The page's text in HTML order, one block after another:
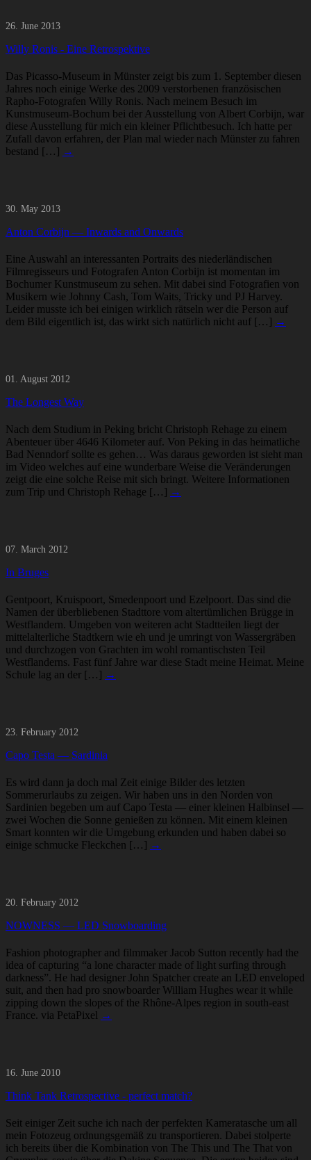
26. June 2013
Willy Ronis - Eine Retrospektive
Das Picasso-Museum in Münster zeigt bis zum 1. September diesen
Jahres noch einige Werke des 2009 verstorbenen französischen
Rapho-Fotografen Willy Ronis. Nach meinem Besuch im
Kunstmuseum-Bochum bei der Ausstellung von Albert Corbijn, war
diese Ausstellung für mich ein kleiner Pflichtbesuch. Ich hatte per
Zufall davon erfahren, der Plan mal wieder nach Münster zu fahren
bestand […] →
30. May 2013
Anton Corbijn — Inwards and Onwards
Eine Auswahl an interessanten Portraits des niederländischen
Filmregisseurs und Fotografen Anton Corbijn ist momentan im
Bochumer Kunstmuseum zu sehen. Mit dabei sind Fotografien von
Musikern wie Johnny Cash, Tom Waits, Tricky und PJ Harvey.
Leider musste ich bei einigen wirklich rätseln wer die Person auf
dem Bild eigentlich ist, das wirkt sich natürlich nicht auf […] →
01. August 2012
The Longest Way
Nach dem Studium in Peking bricht Christoph Rehage zu einem
Abenteuer über 4646 Kilometer auf. Von Peking in das heimatliche
Bad Nenndorf sollte es gehen… Was daraus geworden ist sieht man
im Video welches auf eine wunderbare Weise die Veränderungen
zeigt die eine solche Reise mit sich bringt. Weitere Informationen
zum Trip und Christoph Rehage […] →
07. March 2012
In Bruges
Gentpoort, Kruispoort, Smedenpoort und Ezelpoort. Das sind die
Namen der überbliebenen Stadttore vom altertümlichen Brügge in
Westflandern. Umgeben von weiteren acht Stadtteilen liegt der
mittelalterliche Stadtkern wie eh und je umringt von Wassergräben
und durchzogen von Grachten im wohl romantischsten Teil
Westflanderns. Fast fünf Jahre war diese Stadt meine Heimat. Meine
Schule lag an der […] →
23. February 2012
Capo Testa — Sardinia
Es wird dann ja doch mal Zeit einige Bilder des letzten
Sommerurlaubs zu zeigen. Wir haben uns in den Norden von
Sardinien begeben um auf Capo Testa — einer kleinen Halbinsel —
zwei Wochen die Sonne genießen zu können. Mit einem kleinen
Smart konnten wir die Umgebung erkunden und haben dabei so
einige schmucke Fleckchen […] →
20. February 2012
NOWNESS — LED Snowboarding
Fashion photographer and filmmaker Jacob Sutton recently had the
idea of capturing “a lone character made of light surfing through
darkness”. He had designer John Spatcher create an LED enveloped
suit, and then had pro snowboarder William Hughes wear it while
zipping down the slopes of the Rhône-Alpes region in south-east
France. via PetaPixel →
16. June 2010
Think Tank Retrospective - perfect match?
Seit einiger Zeit suche ich nach der perfekten Kameratasche um all
mein Fotozeug ordnungsgemäß zu transportieren. Dabei stolperte
ich bereits über die Kombination von The This und The That von